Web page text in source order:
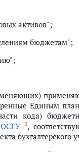
активов";
бюджетам";
Единым
кода)
5,
бухгалтерского